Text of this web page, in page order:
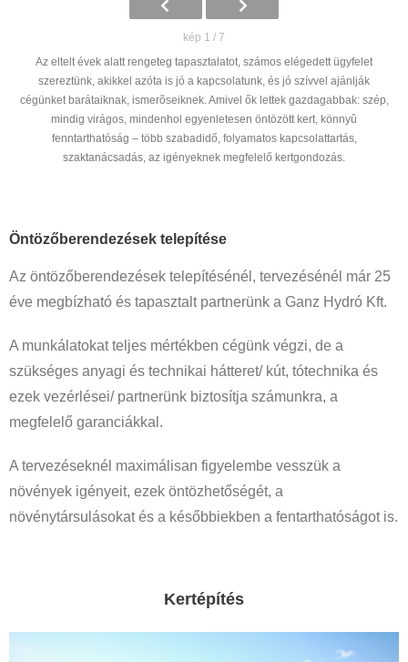
kép 1 / 7
Az eltelt évek alatt rengeteg tapasztalatot, számos elégedett ügyfelet
szereztünk, akikkel azóta is jó a kapcsolatunk, és jó szívvel ajánlják
cégünket barátaiknak, ismerõseiknek. Amivel ők lettek gazdagabbak: szép,
mindig virágos, mindenhol egyenletesen öntözött kert, könnyû
fenntarthatóság – több szabadidő, folyamatos kapcsolattartás,
szaktanácsadás, az igényeknek megfelelő kertgondozás.
Öntözőberendezések telepítése
Az öntözőberendezések telepítésénél, tervezésénél már 25
éve megbízható és tapasztalt partnerünk a Ganz Hydró Kft.
A munkálatokat teljes mértékben cégünk végzi, de a
szükséges anyagi és technikai hátteret/ kút, tótechnika és
ezek vezérlései/ partnerünk biztosítja számunkra, a
megfelelő garanciákkal.
A tervezéseknél maximálisan figyelembe vesszük a
növények igényeit, ezek öntözhetőségét, a
növénytársulásokat és a későbbiekben a fentarthatóságot is.
Kertépítés